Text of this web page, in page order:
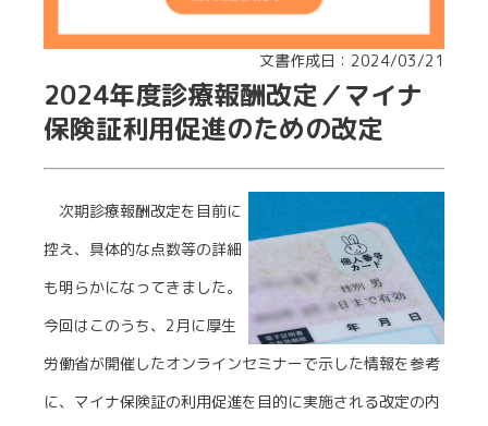
文書作成日：2024/03/21
2024年度診療報酬改定／マイナ
保険証利用促進のための改定
次期診療報酬改定を目前に
控え、具体的な点数等の詳細
も明らかになってきました。
今回はこのうち、2月に厚生
労働省が開催したオンラインセミナーで示した情報を参考
に、マイナ保険証の利用促進を目的に実施される改定の内